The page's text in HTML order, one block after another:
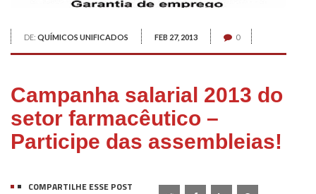
DE: QUÍMICOS UNIFICADOS FEB 27, 2013 0
Campanha salarial 2013 do
setor farmacêutico –
Participe das assembleias!
COMPARTILHE ESSE POST